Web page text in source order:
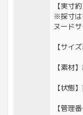
【実寸
※採寸は
ヌード
【サイ
【素材
【状態
【管理